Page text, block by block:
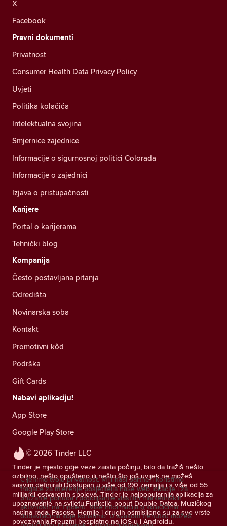
© 2026 Tinder LLC
Tinder je mjesto gdje veze zaista počinju, bilo da tražiš nešto
ozbiljno, nešto opušteno ili nešto što još uvijek ne možeš
sasvim definirati.Dostupan u više od 190 zemalja i s više od 55
milijardi ostvarenih spojeva, Tinder je najpopularnija aplikacija za
upoznavanje na svijetu.Funkcije poput Double Datea, Muzičkog
načina rada, Pasoša, Hemije i drugih osmišljene su za sve vrste
povezivanja.Preuzmi besplatno na iOS-u i Androidu.
X
Facebook
Pravni dokumenti
Privatnost
Consumer Health Data Privacy Policy
Uvjeti
Politika kolačića
Intelektualna svojina
Smjernice zajednice
Informacije o sigurnosnoj politici Colorada
Informacije o zajednici
Izjava o pristupačnosti
Karijere
Portal o karijerama
Tehnički blog
Kompanija
Često postavljana pitanja
Odredištа
Novinarska soba
Kontakt
Promotivni kôd
Podrška
Gift Cards
Nabavi aplikaciju!
App Store
Google Play Store
Cijenimo tvoju privatnost. Mi i naši partneri koristimo
tragače za mjerenje posjetitelja naše web lokacije i za
pružanje ponuda i poboljšanje vlastitih marketinških
aktivnosti na Tinderu. Više informacija o kolačićima i
dobavljačima koje koristimo. U svakom trenutku možeš